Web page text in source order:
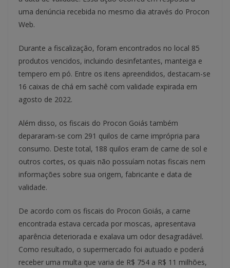
uma denúncia recebida no mesmo dia através do Procon
Web.
Durante a fiscalização, foram encontrados no local 85
produtos vencidos, incluindo desinfetantes, manteiga e
tempero em pó. Entre os itens apreendidos, destacam-se
16 caixas de chá em sachê com validade expirada em
agosto de 2022.
Além disso, os fiscais do Procon Goiás também
depararam-se com 291 quilos de carne imprópria para
consumo. Deste total, 188 quilos eram de carne de sol e
outros cortes, os quais não possuíam notas fiscais nem
informações sobre sua origem, fabricante e data de
validade.
De acordo com os fiscais do Procon Goiás, a carne
encontrada estava cercada por moscas, apresentava
aparência deteriorada e exalava um odor desagradável.
Como resultado, o supermercado foi autuado e poderá
receber uma multa que varia de R$ 754 a R$ 11 milhões,